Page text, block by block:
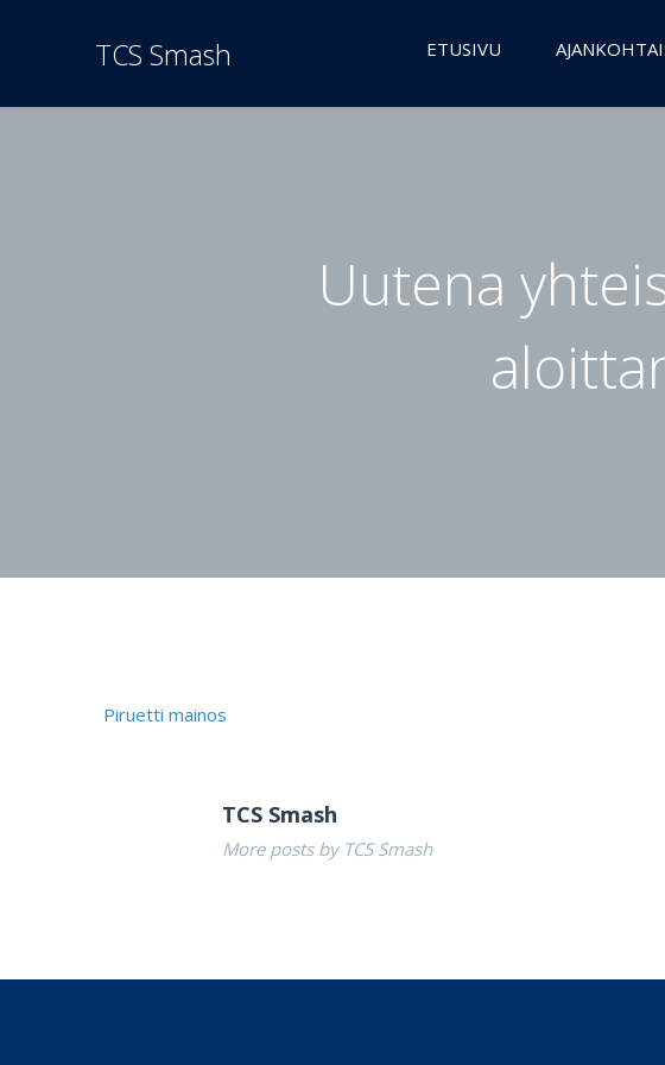
TCS Smash ETUSIVU
Uutena
Piruetti mainos
TCS Smash
More posts by TCS Smash